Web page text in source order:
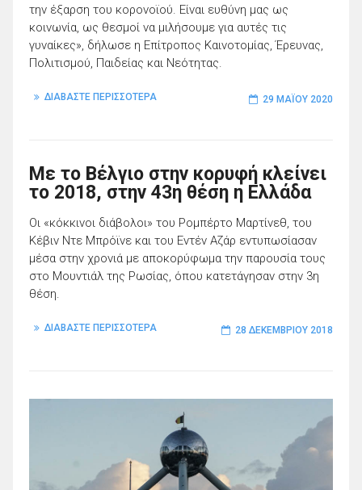
την έξαρση του κορονοϊού. Είναι ευθύνη μας ως
κοινωνία, ως θεσμοί να μιλήσουμε για αυτές τις
γυναίκες», δήλωσε η Επίτροπος Καινοτομίας, Έρευνας,
Πολιτισμού, Παιδείας και Νεότητας.
ΔΙΑΒΑΣΤΕ ΠΕΡΙΣΣΟΤΕΡΑ 29 ΜΑΪ́ΟΥ 2020
Με το Βέλγιο στην κορυφή κλείνει
το 2018, στην 43η θέση η Ελλάδα
Οι «κόκκινοι διάβολοι» του Ρομπέρτο Μαρτίνεθ, του
Κέβιν Ντε Μπρόϊνε και του Εντέν Αζάρ εντυπωσίασαν
μέσα στην χρονιά με αποκορύφωμα την παρουσία τους
στο Μουντιάλ της Ρωσίας, όπου κατετάγησαν στην 3η
θέση.
ΔΙΑΒΑΣΤΕ ΠΕΡΙΣΣΟΤΕΡΑ 28 ΔΕΚΕΜΒΡΊΟΥ 2018